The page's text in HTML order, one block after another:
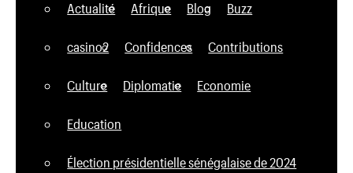
Actualité Afrique Blog Buzz
casino2 Confidences Contributions
Culture Diplomatie Economie
Education
Élection présidentielle sénégalaise de 2024